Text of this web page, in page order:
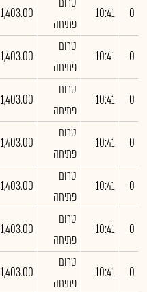
0
10:41
פתיחה
1,403.00
0
10:41
טרום
פתיחה
1,403.00
0
10:41
טרום
פתיחה
1,403.00
0
10:41
טרום
פתיחה
1,403.00
0
10:41
טרום
פתיחה
1,403.00
0
10:41
טרום
פתיחה
1,403.00
0
10:41
טרום
פתיחה
1,403.00